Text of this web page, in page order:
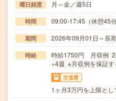
曜日頻度 月～金／週5日
時間 09:00-17:45（休憩45
期間 2026年09月01日～長
時給
時給1750円 月収例
×4週 ※月収例を保証す
交通費
1ヶ月3万円を上限と